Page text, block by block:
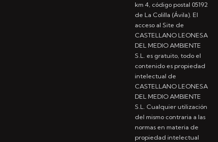
km 4, código postal 05192
de La Colilla (Ávila). El
acceso al Site de
CASTELLANO LEONESA
DEL MEDIO AMBIENTE
S.L. es gratuito, todo el
contenido es propiedad
intelectual de
CASTELLANO LEONESA
DEL MEDIO AMBIENTE
S.L. Cualquier utilización
del mismo contraria a las
normas en materia de
propiedad intelectual